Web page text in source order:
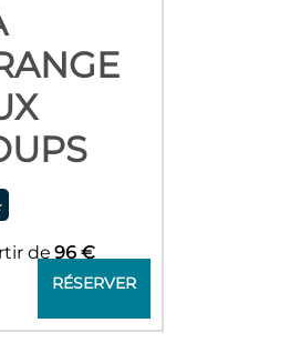
RÉSERVER
de 96 €